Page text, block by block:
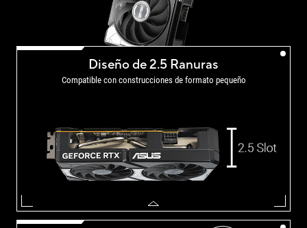
Diseño de 2.5 Ranuras
Compatible con construcciones de formato pequeño